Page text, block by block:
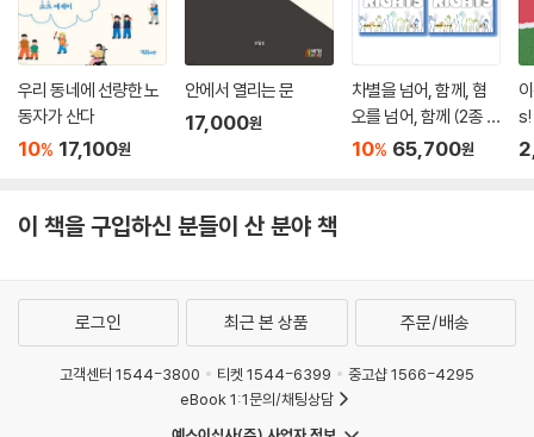
우리 동네에 선량한 노
동자가 산다
10% 17,100원
안에서 열리는 문
17,000원
차별을 넘어, 함께, 혐
오를 넘어, 함께 (2종 세
트)
10% 65,700원
s!
이 책을 구입하신 분들이 산 분야 책
로그인 최근 본 상품 주문/배송
고객센터 1544-3800 티켓 1544-6399
중고샵 1566-4295
eBook 1:1문의/채팅상담